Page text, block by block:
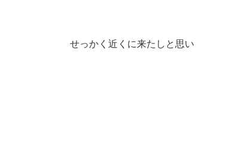
せっかく近くに来たしと思い